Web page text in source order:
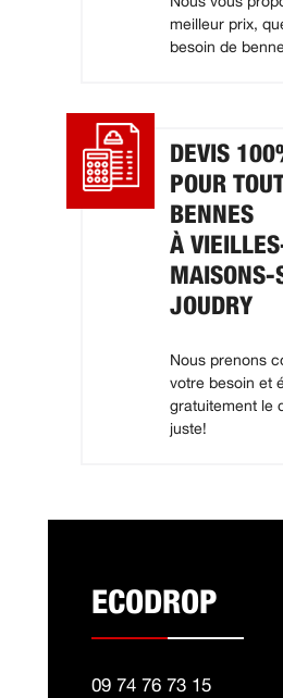
meilleur prix,
besoin de
DEVIS
POUR
BENNES
À
MAISONS-
JOUDRY
Nous prenons
votre besoin et
gratuitement le
juste!
ECODROP
09 74 76 73 15